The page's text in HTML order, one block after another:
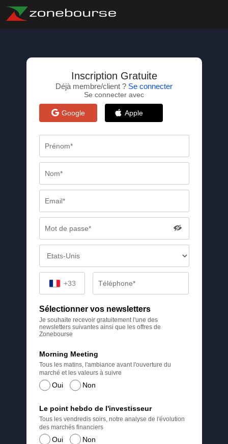
Inscription Gratuite
Déjà membre/client ? Se connecter
Se connecter avec
Google Apple
+33
Sélectionner vos newsletters
Je souhaite recevoir gratuitement l'une des
newsletters suivantes ainsi que les offres de
Zonebourse
Oui Non
Morning Meeting
Tous les matins, l'ambiance avant l'ouverture du
marché et les valeurs à suivre
Oui Non
Le point hebdo de l'investisseur
Tous les vendredis soirs, notre analyse de l'évolution
des marchés financiers